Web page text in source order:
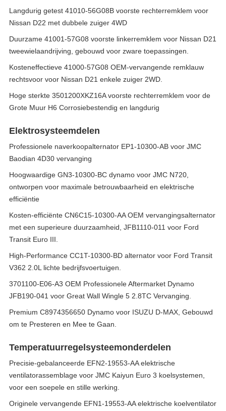
Langdurig getest 41010-56G08B voorste rechterremklem voor
Nissan D22 met dubbele zuiger 4WD
Duurzame 41001-57G08 voorste linkerremklem voor Nissan D21
tweewielaandrijving, gebouwd voor zware toepassingen.
Kosteneffectieve 41000-57G08 OEM-vervangende remklauw
rechtsvoor voor Nissan D21 enkele zuiger 2WD.
Hoge sterkte 3501200XKZ16A voorste rechterremklem voor de
Grote Muur H6 Corrosiebestendig en langdurig
Elektrosysteemdelen
Professionele naverkoopalternator EP1-10300-AB voor JMC
Baodian 4D30 vervanging
Hoogwaardige GN3-10300-BC dynamo voor JMC N720,
ontworpen voor maximale betrouwbaarheid en elektrische
efficiëntie
Kosten-efficiënte CN6C15-10300-AA OEM vervangingsalternator
met een superieure duurzaamheid, JFB1110-011 voor Ford
Transit Euro III.
High-Performance CC1T-10300-BD alternator voor Ford Transit
V362 2.0L lichte bedrijfsvoertuigen.
3701100-E06-A3 OEM Professionele Aftermarket Dynamo
JFB190-041 voor Great Wall Wingle 5 2.8TC Vervanging.
Premium C8974356650 Dynamo voor ISUZU D-MAX, Gebouwd
om te Presteren en Mee te Gaan.
Temperatuurregelsysteemonderdelen
Precisie-gebalanceerde EFN2-19553-AA elektrische
ventilatorassemblage voor JMC Kaiyun Euro 3 koelsystemen,
voor een soepele en stille werking.
Originele vervangende EFN1-19553-AA elektrische koelventilator